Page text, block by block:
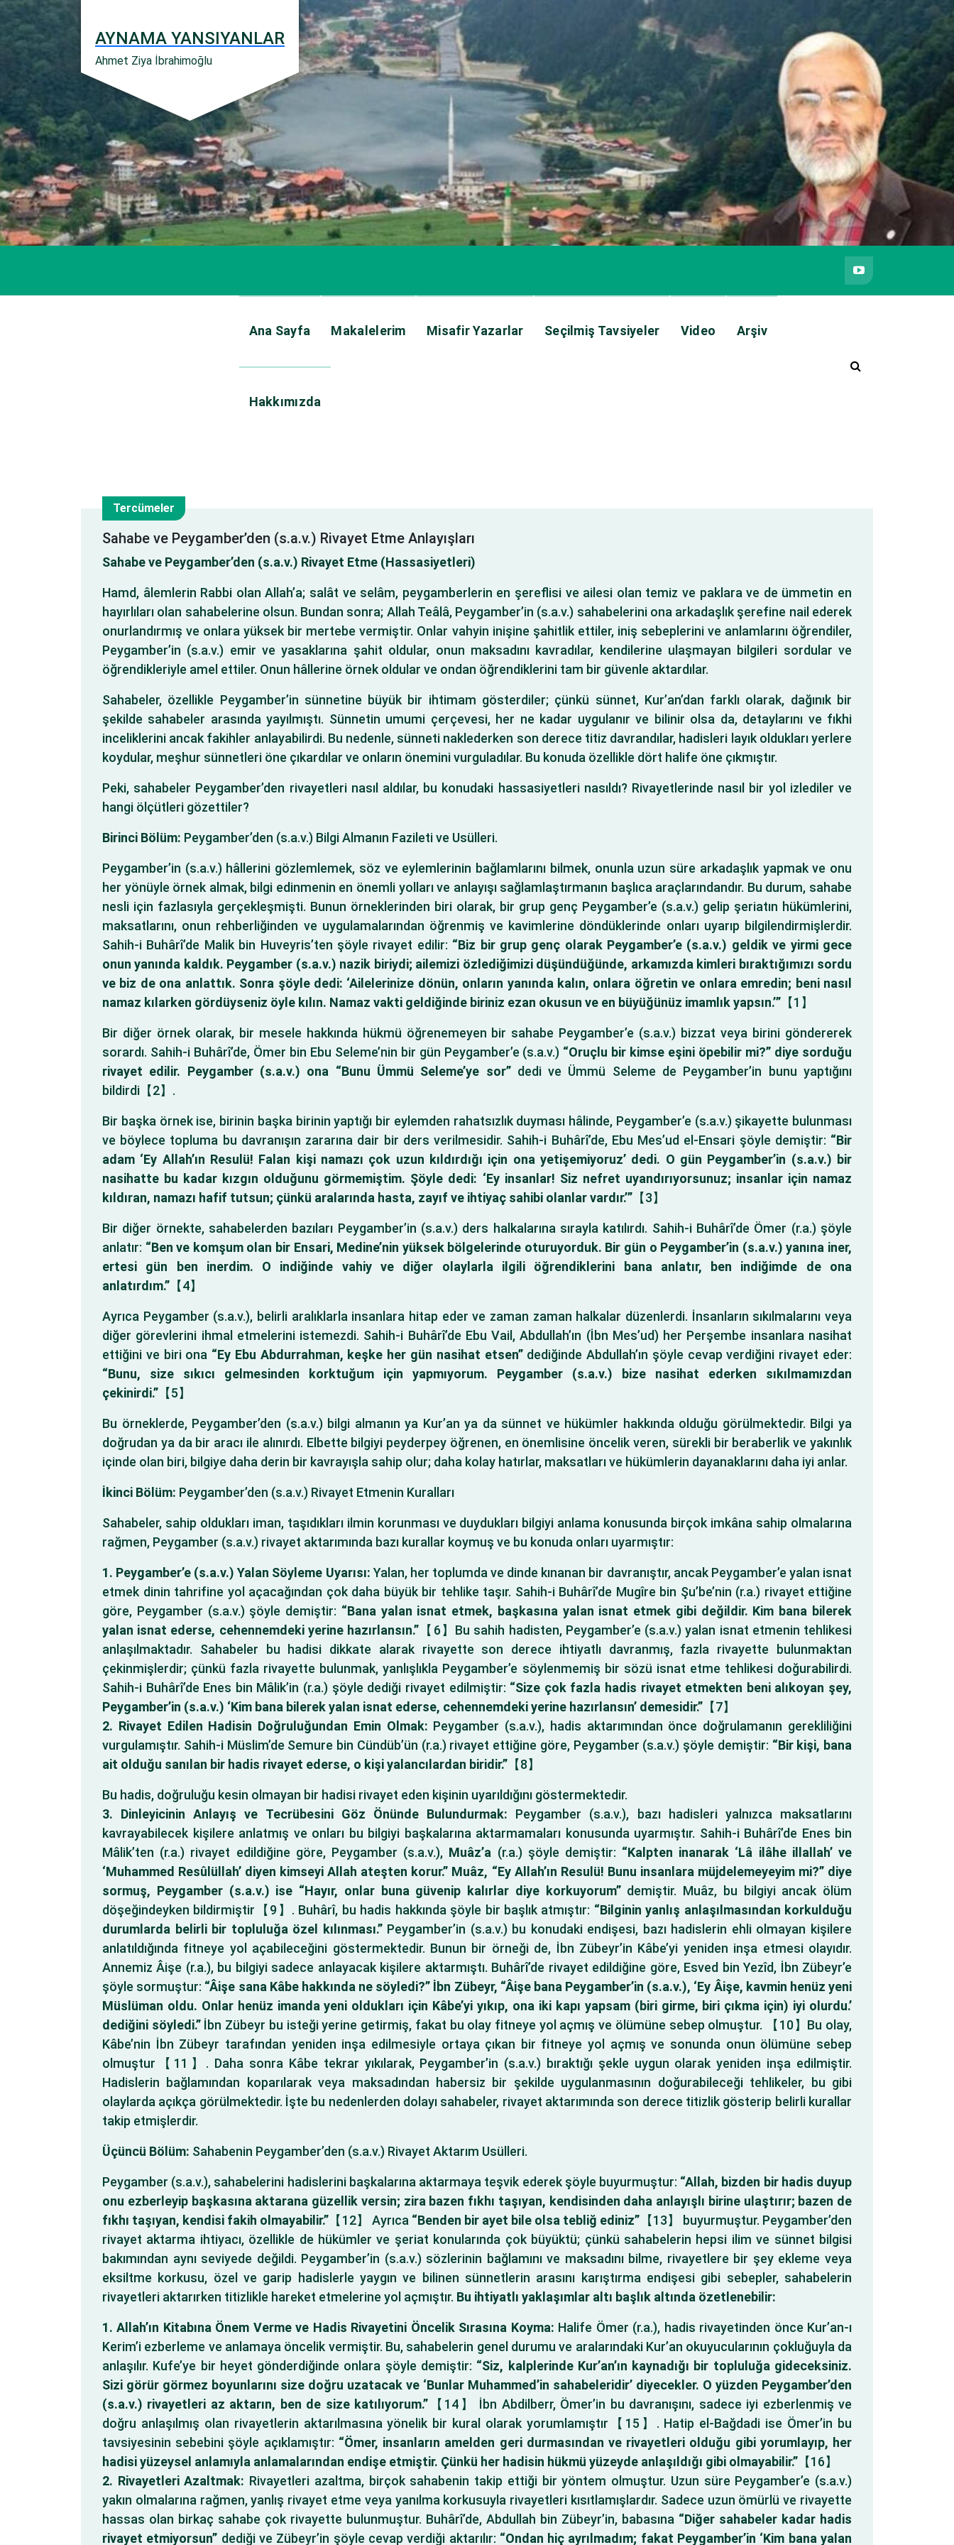
İçeriğe
geç
AYNAMA YANSIYANLAR
Ahmet Ziya İbrahimoğlu
Ana Sayfa Makalelerim Misafir Yazarlar Seçilmiş Tavsiyeler Video Arşiv
Hakkımızda
8
Kas
Tercümeler
Sahabe ve Peygamber’den (s.a.v.) Rivayet Etme Anlayışları
Sahabe ve Peygamber’den (s.a.v.) Rivayet Etme (Hassasiyetleri)
Hamd, âlemlerin Rabbi olan Allah’a; salât ve selâm, peygamberlerin en şereflisi ve ailesi olan temiz ve paklara ve de ümmetin en
hayırlıları olan sahabelerine olsun. Bundan sonra; Allah Teâlâ, Peygamber’in (s.a.v.) sahabelerini ona arkadaşlık şerefine nail ederek
onurlandırmış ve onlara yüksek bir mertebe vermiştir. Onlar vahyin inişine şahitlik ettiler, iniş sebeplerini ve anlamlarını öğrendiler,
Peygamber’in (s.a.v.) emir ve yasaklarına şahit oldular, onun maksadını kavradılar, kendilerine ulaşmayan bilgileri sordular ve
öğrendikleriyle amel ettiler. Onun hâllerine örnek oldular ve ondan öğrendiklerini tam bir güvenle aktardılar.
Sahabeler, özellikle Peygamber’in sünnetine büyük bir ihtimam gösterdiler; çünkü sünnet, Kur’an’dan farklı olarak, dağınık bir
şekilde sahabeler arasında yayılmıştı. Sünnetin umumi çerçevesi, her ne kadar uygulanır ve bilinir olsa da, detaylarını ve fıkhi
inceliklerini ancak fakihler anlayabilirdi. Bu nedenle, sünneti naklederken son derece titiz davrandılar, hadisleri layık oldukları yerlere
koydular, meşhur sünnetleri öne çıkardılar ve onların önemini vurguladılar. Bu konuda özellikle dört halife öne çıkmıştır.
Peki, sahabeler Peygamber’den rivayetleri nasıl aldılar, bu konudaki hassasiyetleri nasıldı? Rivayetlerinde nasıl bir yol izlediler ve
hangi ölçütleri gözettiler?
Birinci Bölüm: Peygamber’den (s.a.v.) Bilgi Almanın Fazileti ve Usülleri.
Peygamber’in (s.a.v.) hâllerini gözlemlemek, söz ve eylemlerinin bağlamlarını bilmek, onunla uzun süre arkadaşlık yapmak ve onu
her yönüyle örnek almak, bilgi edinmenin en önemli yolları ve anlayışı sağlamlaştırmanın başlıca araçlarındandır. Bu durum, sahabe
nesli için fazlasıyla gerçekleşmişti. Bunun örneklerinden biri olarak, bir grup genç Peygamber’e (s.a.v.) gelip şeriatın hükümlerini,
maksatlarını, onun rehberliğinden ve uygulamalarından öğrenmiş ve kavimlerine döndüklerinde onları uyarıp bilgilendirmişlerdir.
Sahih-i Buhârî’de Malik bin Huveyris’ten şöyle rivayet edilir: “Biz bir grup genç olarak Peygamber’e (s.a.v.) geldik ve yirmi gece
onun yanında kaldık. Peygamber (s.a.v.) nazik biriydi; ailemizi özlediğimizi düşündüğünde, arkamızda kimleri bıraktığımızı sordu
ve biz de ona anlattık. Sonra şöyle dedi: ‘Ailelerinize dönün, onların yanında kalın, onlara öğretin ve onlara emredin; beni nasıl
namaz kılarken gördüyseniz öyle kılın. Namaz vakti geldiğinde biriniz ezan okusun ve en büyüğünüz imamlık yapsın.’” 【1】
Bir diğer örnek olarak, bir mesele hakkında hükmü öğrenemeyen bir sahabe Peygamber’e (s.a.v.) bizzat veya birini göndererek
sorardı. Sahih-i Buhârî’de, Ömer bin Ebu Seleme’nin bir gün Peygamber’e (s.a.v.) “Oruçlu bir kimse eşini öpebilir mi?” diye sorduğu
rivayet edilir. Peygamber (s.a.v.) ona “Bunu Ümmü Seleme’ye sor”dedi ve Ümmü Seleme de Peygamber’in bunu yaptığını
bildirdi【2】.
Bir başka örnek ise, birinin başka birinin yaptığı bir eylemden rahatsızlık duyması hâlinde, Peygamber’e (s.a.v.) şikayette bulunması
ve böylece topluma bu davranışın zararına dair bir ders verilmesidir. Sahih-i Buhârî’de, Ebu Mes’ud el-Ensari şöyle demiştir: “Bir
adam ‘Ey Allah’ın Resulü! Falan kişi namazı çok uzun kıldırdığı için ona yetişemiyoruz’ dedi. O gün Peygamber’in (s.a.v.) bir
nasihatte bu kadar kızgın olduğunu görmemiştim. Şöyle dedi: ‘Ey insanlar! Siz nefret uyandırıyorsunuz; insanlar için namaz
kıldıran, namazı hafif tutsun; çünkü aralarında hasta, zayıf ve ihtiyaç sahibi olanlar vardır.’” 【3】
Bir diğer örnekte, sahabelerden bazıları Peygamber’in (s.a.v.) ders halkalarına sırayla katılırdı. Sahih-i Buhârî’de Ömer (r.a.) şöyle
anlatır: “Ben ve komşum olan bir Ensari, Medine’nin yüksek bölgelerinde oturuyorduk. Bir gün o Peygamber’in (s.a.v.) yanına iner,
ertesi gün ben inerdim. O indiğinde vahiy ve diğer olaylarla ilgili öğrendiklerini bana anlatır, ben indiğimde de ona
anlatırdım.” 【4】
Ayrıca Peygamber (s.a.v.), belirli aralıklarla insanlara hitap eder ve zaman zaman halkalar düzenlerdi. İnsanların sıkılmalarını veya
diğer görevlerini ihmal etmelerini istemezdi. Sahih-i Buhârî’de Ebu Vail, Abdullah’ın (İbn Mes’ud) her Perşembe insanlara nasihat
ettiğini ve biri ona “Ey Ebu Abdurrahman, keşke her gün nasihat etsen”dediğinde Abdullah’ın şöyle cevap verdiğini rivayet eder:
“Bunu, size sıkıcı gelmesinden korktuğum için yapmıyorum. Peygamber (s.a.v.) bize nasihat ederken sıkılmamızdan
çekinirdi.” 【5】
Bu örneklerde, Peygamber’den (s.a.v.) bilgi almanın ya Kur’an ya da sünnet ve hükümler hakkında olduğu görülmektedir. Bilgi ya
doğrudan ya da bir aracı ile alınırdı. Elbette bilgiyi peyderpey öğrenen, en önemlisine öncelik veren, sürekli bir beraberlik ve yakınlık
içinde olan biri, bilgiye daha derin bir kavrayışla sahip olur; daha kolay hatırlar, maksatları ve hükümlerin dayanaklarını daha iyi anlar.
İkinci Bölüm: Peygamber’den (s.a.v.) Rivayet Etmenin Kuralları
Sahabeler, sahip oldukları iman, taşıdıkları ilmin korunması ve duydukları bilgiyi anlama konusunda birçok imkâna sahip olmalarına
rağmen, Peygamber (s.a.v.) rivayet aktarımında bazı kurallar koymuş ve bu konuda onları uyarmıştır:
1. Peygamber’e (s.a.v.) Yalan Söyleme Uyarısı: Yalan, her toplumda ve dinde kınanan bir davranıştır, ancak Peygamber’e yalan isnat
etmek dinin tahrifine yol açacağından çok daha büyük bir tehlike taşır. Sahih-i Buhârî’de Mugîre bin Şu’be’nin (r.a.) rivayet ettiğine
göre, Peygamber (s.a.v.) şöyle demiştir: “Bana yalan isnat etmek, başkasına yalan isnat etmek gibi değildir. Kim bana bilerek
yalan isnat ederse, cehennemdeki yerine hazırlansın.” 【6】Bu sahih hadisten, Peygamber’e (s.a.v.) yalan isnat etmenin tehlikesi
anlaşılmaktadır. Sahabeler bu hadisi dikkate alarak rivayette son derece ihtiyatlı davranmış, fazla rivayette bulunmaktan
çekinmişlerdir; çünkü fazla rivayette bulunmak, yanlışlıkla Peygamber’e söylenmemiş bir sözü isnat etme tehlikesi doğurabilirdi.
Sahih-i Buhârî’de Enes bin Mâlik’in (r.a.) şöyle dediği rivayet edilmiştir: “Size çok fazla hadis rivayet etmekten beni alıkoyan şey,
Peygamber’in (s.a.v.) ‘Kim bana bilerek yalan isnat ederse, cehennemdeki yerine hazırlansın’ demesidir.” 【7】
2. Rivayet Edilen Hadisin Doğruluğundan Emin Olmak: Peygamber (s.a.v.), hadis aktarımından önce doğrulamanın gerekliliğini
vurgulamıştır. Sahih-i Müslim’de Semure bin Cündüb’ün (r.a.) rivayet ettiğine göre, Peygamber (s.a.v.) şöyle demiştir: “Bir kişi, bana
ait olduğu sanılan bir hadis rivayet ederse, o kişi yalancılardan biridir.” 【8】
Bu hadis, doğruluğu kesin olmayan bir hadisi rivayet eden kişinin uyarıldığını göstermektedir.
3. Dinleyicinin Anlayış ve Tecrübesini Göz Önünde Bulundurmak: Peygamber (s.a.v.), bazı hadisleri yalnızca maksatlarını
kavrayabilecek kişilere anlatmış ve onları bu bilgiyi başkalarına aktarmamaları konusunda uyarmıştır. Sahih-i Buhârî’de Enes bin
Mâlik’ten (r.a.) rivayet edildiğine göre, Peygamber (s.a.v.), Muâz’a (r.a.) şöyle demiştir: “Kalpten inanarak ‘Lâ ilâhe illallah’ ve
‘Muhammed Resûlüllah’ diyen kimseyi Allah ateşten korur.” Muâz, “Ey Allah’ın Resulü! Bunu insanlara müjdelemeyeyim mi?” diye
sormuş, Peygamber (s.a.v.) ise “Hayır, onlar buna güvenip kalırlar diye korkuyorum”demiştir. Muâz, bu bilgiyi ancak ölüm
döşeğindeyken bildirmiştir【9】. Buhârî, bu hadis hakkında şöyle bir başlık atmıştır: “Bilginin yanlış anlaşılmasından korkulduğu
durumlarda belirli bir topluluğa özel kılınması.”Peygamber’in (s.a.v.) bu konudaki endişesi, bazı hadislerin ehli olmayan kişilere
anlatıldığında fitneye yol açabileceğini göstermektedir. Bunun bir örneği de, İbn Zübeyr’in Kâbe’yi yeniden inşa etmesi olayıdır.
Annemiz Âişe (r.a.), bu bilgiyi sadece anlayacak kişilere aktarmıştı. Buhârî’de rivayet edildiğine göre, Esved bin Yezîd, İbn Zübeyr’e
şöyle sormuştur: “Âişe sana Kâbe hakkında ne söyledi?” İbn Zübeyr, “Âişe bana Peygamber’in (s.a.v.), ‘Ey Âişe, kavmin henüz yeni
Müslüman oldu. Onlar henüz imanda yeni oldukları için Kâbe’yi yıkıp, ona iki kapı yapsam (biri girme, biri çıkma için) iyi olurdu.’
dediğini söyledi.”İbn Zübeyr bu isteği yerine getirmiş, fakat bu olay fitneye yol açmış ve ölümüne sebep olmuştur. 【10】Bu olay,
Kâbe’nin İbn Zübeyr tarafından yeniden inşa edilmesiyle ortaya çıkan bir fitneye yol açmış ve sonunda onun ölümüne sebep
olmuştur【11】. Daha sonra Kâbe tekrar yıkılarak, Peygamber’in (s.a.v.) bıraktığı şekle uygun olarak yeniden inşa edilmiştir.
Hadislerin bağlamından koparılarak veya maksadından habersiz bir şekilde uygulanmasının doğurabileceği tehlikeler, bu gibi
olaylarda açıkça görülmektedir. İşte bu nedenlerden dolayı sahabeler, rivayet aktarımında son derece titizlik gösterip belirli kurallar
takip etmişlerdir.
Üçüncü Bölüm: Sahabenin Peygamber’den (s.a.v.) Rivayet Aktarım Usülleri.
Peygamber (s.a.v.), sahabelerini hadislerini başkalarına aktarmaya teşvik ederek şöyle buyurmuştur: “Allah, bizden bir hadis duyup
onu ezberleyip başkasına aktarana güzellik versin; zira bazen fıkhı taşıyan, kendisinden daha anlayışlı birine ulaştırır; bazen de
fıkhı taşıyan, kendisi fakih olmayabilir.” 【12】 Ayrıca “Benden bir ayet bile olsa tebliğ ediniz” 【13】 buyurmuştur. Peygamber’den
rivayet aktarma ihtiyacı, özellikle de hükümler ve şeriat konularında çok büyüktü; çünkü sahabelerin hepsi ilim ve sünnet bilgisi
bakımından aynı seviyede değildi. Peygamber’in (s.a.v.) sözlerinin bağlamını ve maksadını bilme, rivayetlere bir şey ekleme veya
eksiltme korkusu, özel ve garip hadislerle yaygın ve bilinen sünnetlerin arasını karıştırma endişesi gibi sebepler, sahabelerin
rivayetleri aktarırken titizlikle hareket etmelerine yol açmıştır. Bu ihtiyatlı yaklaşımlar altı başlık altında özetlenebilir:
1. Allah’ın Kitabına Önem Verme ve Hadis Rivayetini Öncelik Sırasına Koyma: Halife Ömer (r.a.), hadis rivayetinden önce Kur’an-ı
Kerim’i ezberleme ve anlamaya öncelik vermiştir. Bu, sahabelerin genel durumu ve aralarındaki Kur’an okuyucularının çokluğuyla da
anlaşılır. Kufe’ye bir heyet gönderdiğinde onlara şöyle demiştir: “Siz, kalplerinde Kur’an’ın kaynadığı bir topluluğa gideceksiniz.
Sizi görür görmez boyunlarını size doğru uzatacak ve ‘Bunlar Muhammed’in sahabeleridir’ diyecekler. O yüzden Peygamber’den
(s.a.v.) rivayetleri az aktarın, ben de size katılıyorum.” 【14】 İbn Abdilberr, Ömer’in bu davranışını, sadece iyi ezberlenmiş ve
doğru anlaşılmış olan rivayetlerin aktarılmasına yönelik bir kural olarak yorumlamıştır【15】. Hatip el-Bağdadi ise Ömer’in bu
tavsiyesinin sebebini şöyle açıklamıştır: “Ömer, insanların amelden geri durmasından ve rivayetleri olduğu gibi yorumlayıp, her
hadisi yüzeysel anlamıyla anlamalarından endişe etmiştir. Çünkü her hadisin hükmü yüzeyde anlaşıldığı gibi olmayabilir.” 【16】
2. Rivayetleri Azaltmak: Rivayetleri azaltma, birçok sahabenin takip ettiği bir yöntem olmuştur. Uzun süre Peygamber’e (s.a.v.)
yakın olmalarına rağmen, yanlış rivayet etme veya yanılma korkusuyla rivayetleri kısıtlamışlardır. Sadece uzun ömürlü ve rivayette
hassas olan birkaç sahabe çok rivayette bulunmuştur. Buhârî’de, Abdullah bin Zübeyr’in, babasına “Diğer sahabeler kadar hadis
rivayet etmiyorsun” dediği ve Zübeyr’in şöyle cevap verdiği aktarılır: “Ondan hiç ayrılmadım; fakat Peygamber’in ‘Kim bana yalan